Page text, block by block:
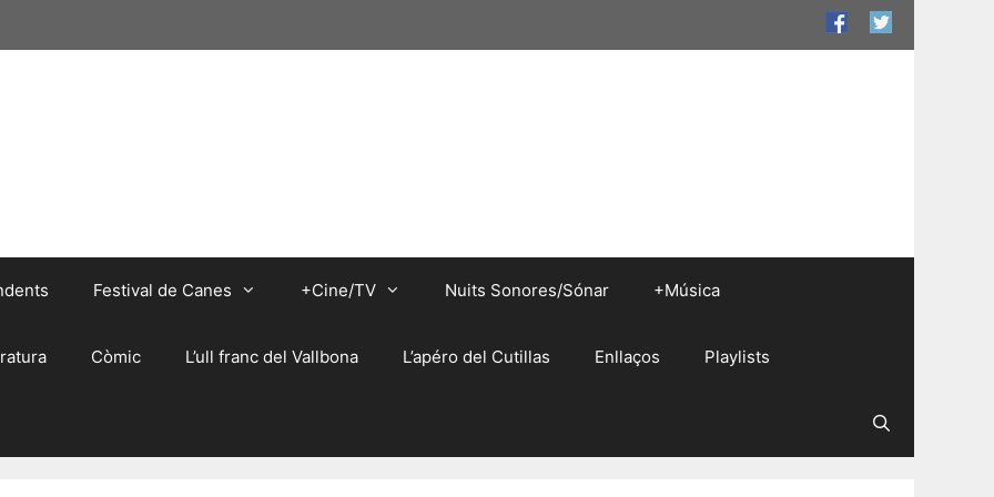
Festival de Canes +Cine/TV Nuits Sonores/Sónar +Música
Còmic L’ull franc del Vallbona L’apéro del Cutillas Enllaços Playlists